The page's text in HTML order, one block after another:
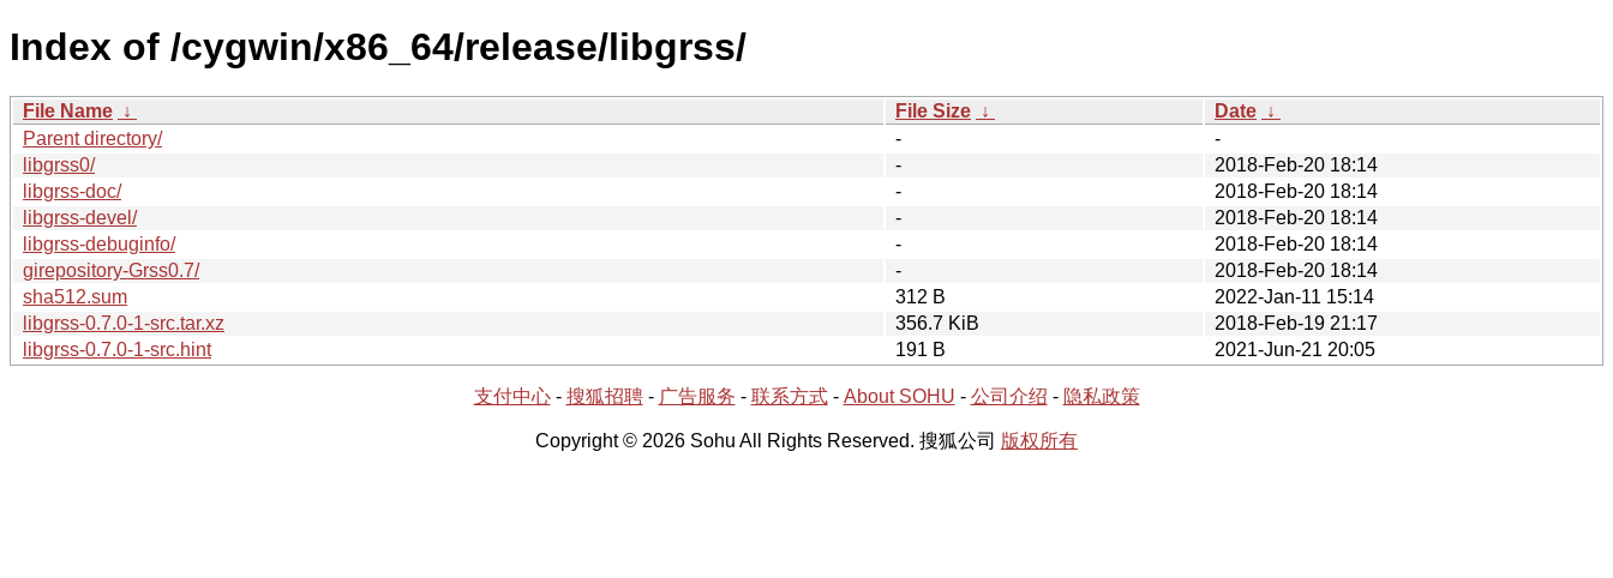
Index of /cygwin/x86_64/release/libgrss/
File Name ↓ File Size ↓ Date ↓
Parent directory/
-
-
libgrss0/
-
2018-Feb-20 18:14
libgrss-doc/
-
2018-Feb-20 18:14
libgrss-devel/
-
2018-Feb-20 18:14
libgrss-debuginfo/
-
2018-Feb-20 18:14
girepository-Grss0.7/
-
2018-Feb-20 18:14
sha512.sum
312 B
2022-Jan-11 15:14
libgrss-0.7.0-1-src.tar.xz
356.7 KiB
2018-Feb-19 21:17
libgrss-0.7.0-1-src.hint
191 B 2021-Jun-21 20:05
支付中心- 搜狐招聘- 广告服务 - 联系方式- About SOHU - 公司介绍 - 隐私政策
Copyright © 2026 Sohu All Rights Reserved. 搜狐公司 版权所有